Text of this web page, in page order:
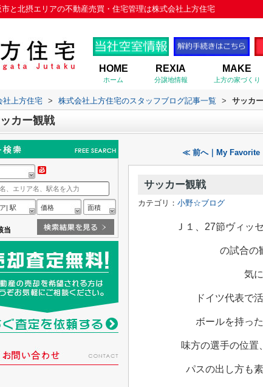
と北摂エリアの不動産売買・住宅管理は株式会社上方住宅
HOME
ホーム
REXIA
分譲地情報
MAKE
上方の家づくり
社上方住宅 > 株式会社上方住宅のスタッフブログ記事一覧 > サッカ
カー観戦
≪ 前へ｜My Favorite
サッカー観戦
カテゴリ： 小野☆ブログ
Ｊ１、27節ヴィッ
の試合の
気
ドイツ代表で
ボールを持っ
味方の選手の位置
パスの出し方も
| 駅 価格 面積
当